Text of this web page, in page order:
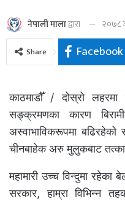
नेपाली मालाद्वारा २०७८
Share Facebook
काठमाडौँ / दोस्रो लहरमा
सङ्क्रमणका कारण
अस्वाभाविकरूपमा बढिरहेको
चीनबाहेक अरु मुलुकबाट
महामारी उच्च विन्दुमा रहेका
सरकार, हाम्रा विभिन्न